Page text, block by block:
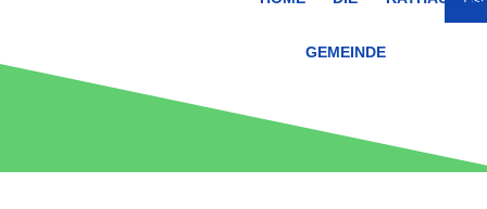
GEMEINDE